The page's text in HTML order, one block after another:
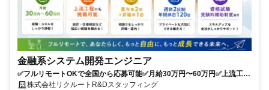
金融系システム開発エンジニア
✅フルリモートOKで全国から応募可能✅月給30万円〜60万円✅上流工程
にも挑戦可能✅夏季・年末年始休暇あり✅週休2日制、年間休日120日
株式会社リクルートR&Dスタッフィング